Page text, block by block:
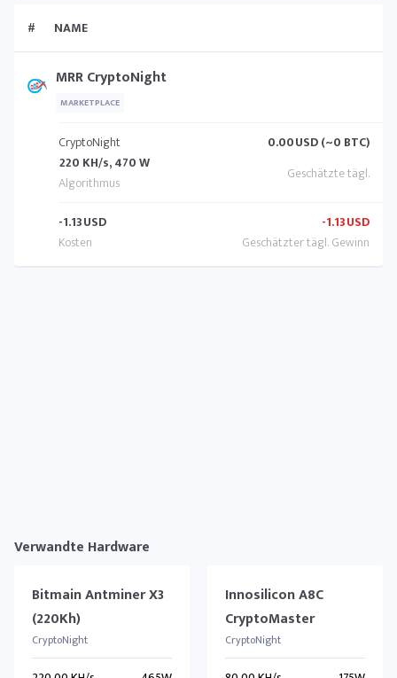
# NAME
MRR CryptoNight
MARKETPLACE
CryptoNight
220 KH/s, 470 W
0.00USD (~0 BTC)
-1.13USD -1.13USD
Verwandte Hardware
Bitmain Antminer X3
(220Kh)
CryptoNight
Innosilicon A8C
CryptoMaster
CryptoNight